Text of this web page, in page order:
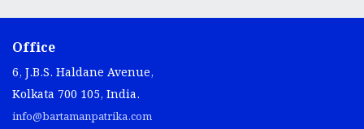
Office
6, J.B.S. Haldane Avenue,
Kolkata 700 105, India.
info@bartamanpatrika.com